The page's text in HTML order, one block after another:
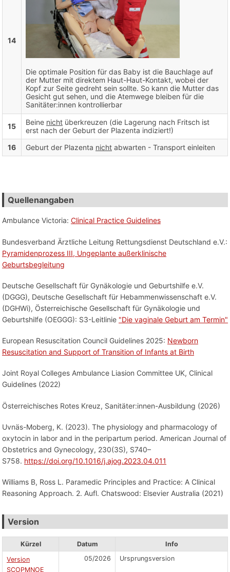
14
Die optimale Position für das Baby ist die Bauchlage auf
der Mutter mit direktem Haut-Haut-Kontakt, wobei der
Kopf zur Seite gedreht sein sollte. So kann die Mutter das
Gesicht gut sehen, und die Atemwege bleiben für die
Sanitäter:innen kontrollierbar
15 Beine nicht überkreuzen (die Lagerung nach Fritsch ist
erst nach der Geburt der Plazenta indiziert!)
16
Geburt der Plazenta nicht abwarten - Transport einleiten
Quellenangaben
Ambulance Victoria: Clinical Practice Guidelines
Bundesverband Ärztliche Leitung Rettungsdienst Deutschland e.V.:
Pyramidenprozess III, Ungeplante außerklinische
Geburtsbegleitung
Deutsche Gesellschaft für Gynäkologie und Geburtshilfe e.V.
(DGGG), Deutsche Gesellschaft für Hebammenwissenschaft e.V.
(DGHWi), Österreichische Gesellschaft für Gynäkologie und
Geburtshilfe (OEGGG): S3-Leitlinie "Die vaginale Geburt am Termin"
European Resuscitation Council Guidelines 2025: Newborn
Resuscitation and Support of Transition of Infants at Birth
Joint Royal Colleges Ambulance Liasion Committee UK, Clinical
Guidelines (2022)
Österreichisches Rotes Kreuz, Sanitäter:innen-Ausbildung (2026)
Uvnäs-Moberg, K. (2023). The physiology and pharmacology of
oxytocin in labor and in the peripartum period. American Journal of
Obstetrics and Gynecology, 230(3S), S740–
S758. https://doi.org/10.1016/j.ajog.2023.04.011
Williams B, Ross L. Paramedic Principles and Practice: A Clinical
Reasoning Approach. 2. Aufl. Chatswood: Elsevier Australia (2021)
Version
Kürzel Datum
Info
Version
SCOPMNOE
05/2026 Ursprungsversion